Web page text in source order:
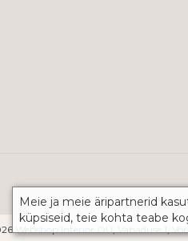
Meie ja meie äripartnerid
küpsiseid, teie kohta teabe
Webshop Interior OÜ, Vabaduse 1,